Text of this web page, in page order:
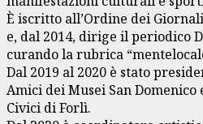
È iscritto all’Ordine dei
e, dal 2014, dirige il periodico
curando la rubrica
Dal 2019 al 2020 è stato
Amici dei Musei San
Civici di Forlì.